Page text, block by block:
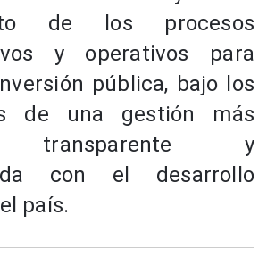
de los procesos
y operativos para
pública, bajo los
de una gestión más
transparente y
con el desarrollo
país.